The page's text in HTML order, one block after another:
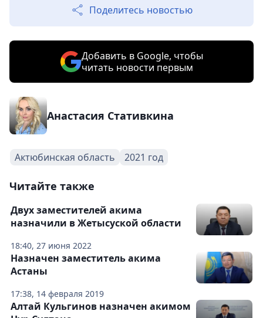
Поделитесь новостью
Добавить в Google, чтобы
читать новости первым
Анастасия Стативкина
Актюбинская область 2021 год
Читайте также
18:40, 27 июня 2022
Двух заместителей акима
назначили в Жетысуской области
17:38, 14 февраля 2019
Назначен заместитель акима
Астаны
Алтай Кульгинов назначен акимом